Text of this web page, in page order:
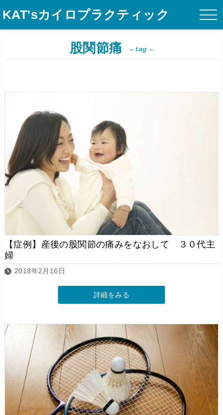
KAT'sカイロプラクティック
股関節痛 – tag –
【症例】産後の股関節の痛みをなおして ３０代主
婦
2018年2月16日
詳細をみる